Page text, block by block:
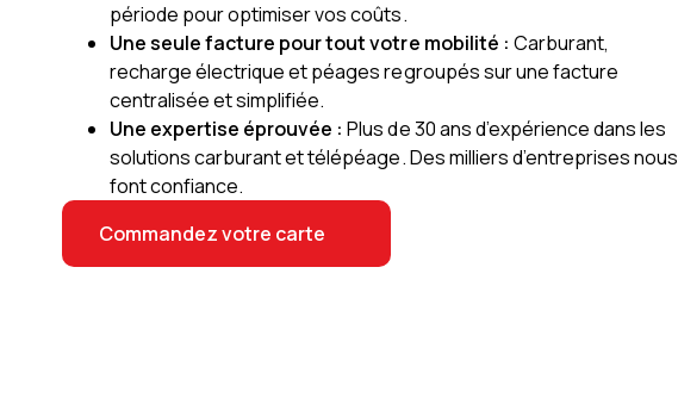
période pour optimiser vos coûts.
Une seule facture pour tout votre mobilité : Carburant,
recharge électrique et péages regroupés sur une facture
centralisée et simplifiée.
Une expertise éprouvée : Plus de 30 ans d’expérience dans les
solutions carburant et télépéage. Des milliers d’entreprises nous
font confiance.
Commandez votre carte